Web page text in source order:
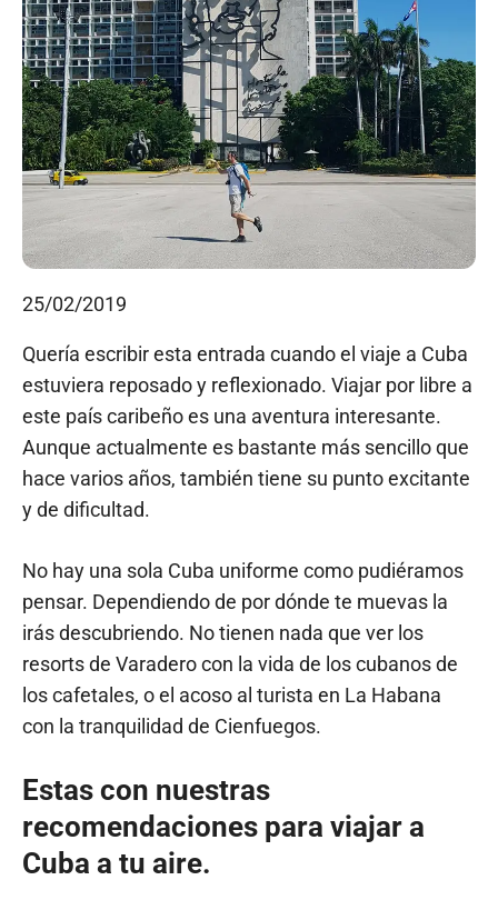
25/02/2019
Quería escribir esta entrada cuando el viaje a Cuba
estuviera reposado y reflexionado. Viajar por libre a
este país caribeño es una aventura interesante.
Aunque actualmente es bastante más sencillo que
hace varios años, también tiene su punto excitante
y de dificultad.
No hay una sola Cuba uniforme como pudiéramos
pensar. Dependiendo de por dónde te muevas la
irás descubriendo. No tienen nada que ver los
resorts de Varadero con la vida de los cubanos de
los cafetales, o el acoso al turista en La Habana
con la tranquilidad de Cienfuegos.
Estas con nuestras
recomendaciones para viajar a
Cuba a tu aire.